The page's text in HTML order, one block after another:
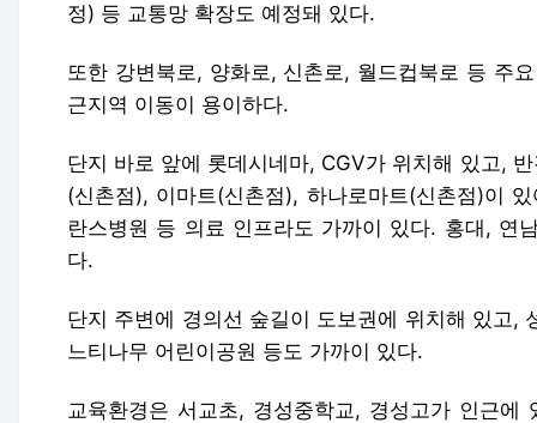
정) 등 교통망 확장도 예정돼 있다.
또한 강변북로, 양화로, 신촌로, 월드컵북로 등 주
근지역 이동이 용이하다.
단지 바로 앞에 롯데시네마, CGV가 위치해 있고,
(신촌점), 이마트(신촌점), 하나로마트(신촌점)이
란스병원 등 의료 인프라도 가까이 있다. 홍대, 연
다.
단지 주변에 경의선 숲길이 도보권에 위치해 있고,
느티나무 어린이공원 등도 가까이 있다.
교육환경은 서교초, 경성중학교, 경성고가 인근